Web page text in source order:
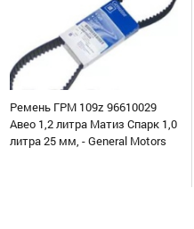
Ремень ГРМ 109z 96610029
Авео 1,2 литра Матиз Спарк 1,0
литра 25 мм, - General Motors